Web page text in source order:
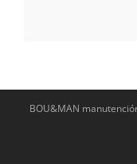
BOU&MAN